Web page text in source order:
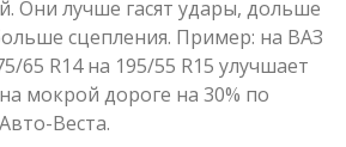
Они лучше гасят удары, дольше
сцепления. Пример: на ВАЗ
65 R14 на 195/55 R15 улучшает
мокрой дороге на 30% по
Веста.